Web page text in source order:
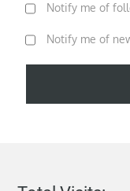
Notify me of
Notify me of